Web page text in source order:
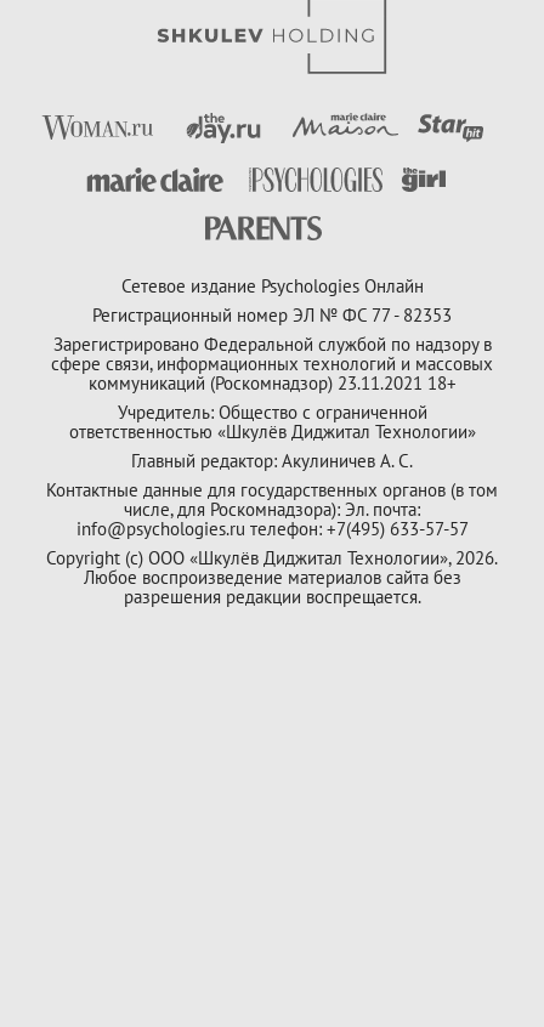
Сетевое издание Psychologies Онлайн
Регистрационный номер ЭЛ № ФС 77 - 82353
Зарегистрировано Федеральной службой по надзору в
сфере связи, информационных технологий и массовых
коммуникаций (Роскомнадзор) 23.11.2021 18+
Учредитель: Общество с ограниченной
ответственностью «Шкулёв Диджитал Технологии»
Главный редактор: Акулиничев А. С.
Контактные данные для государственных органов (в том
числе, для Роскомнадзора): Эл. почта:
info@psychologies.ru телефон: +7(495) 633-57-57
Copyright (с) ООО «Шкулёв Диджитал Технологии», 2026.
Любое воспроизведение материалов сайта без
разрешения редакции воспрещается.